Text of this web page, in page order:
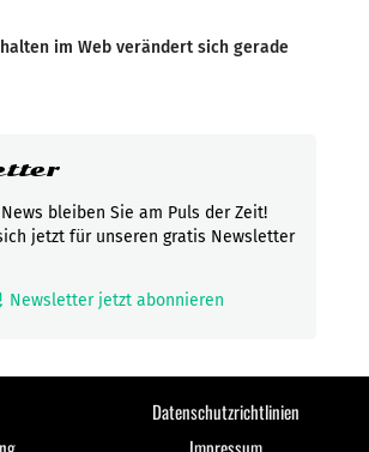
im Web verändert sich gerade
bleiben Sie am Puls der Zeit!
jetzt für unseren gratis Newsletter
Newsletter jetzt abonnieren
Datenschutzrichtlinien